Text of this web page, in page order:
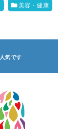
美容・健康